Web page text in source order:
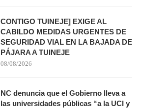
CONTIGO TUINEJE] EXIGE AL
CABILDO MEDIDAS URGENTES DE
SEGURIDAD VIAL EN LA BAJADA DE
PÁJARA A TUINEJE
08/08/2026
NC denuncia que el Gobierno lleva a
las universidades públicas “a la UCI y